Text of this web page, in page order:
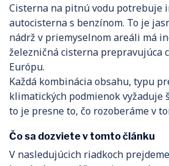
Cisterna na pitnú vodu potrebuje
autocisterna s benzínom. To je
nádrž v priemyselnom areáli má
železničná cisterna prepravujúca
Európu.
Každá kombinácia obsahu, typu
klimatických podmienok vyžaduje
to je presne to, čo rozoberáme v
Čo sa dozviete v tomto článku
V nasledujúcich riadkoch